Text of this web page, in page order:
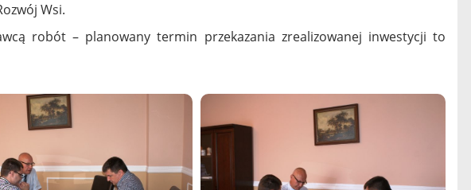
Wsi.
robót – planowany termin przekazania zrealizowanej inwestycji to